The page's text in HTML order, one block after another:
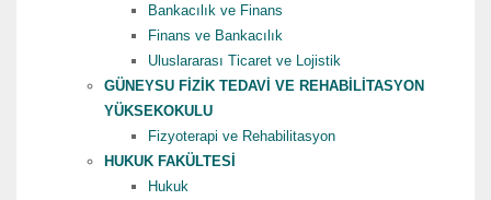
Bankacılık ve Finans
Finans ve Bankacılık
Uluslararası Ticaret ve Lojistik
GÜNEYSU FİZİK TEDAVİ VE REHABİLİTASYON
YÜKSEKOKULU
Fizyoterapi ve Rehabilitasyon
HUKUK FAKÜLTESİ
Hukuk